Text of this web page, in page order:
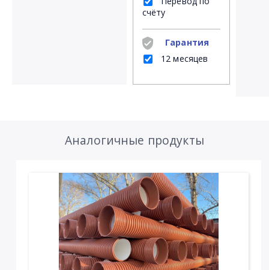
счёту
Гарантия
12 месяцев
Аналогичные продукты